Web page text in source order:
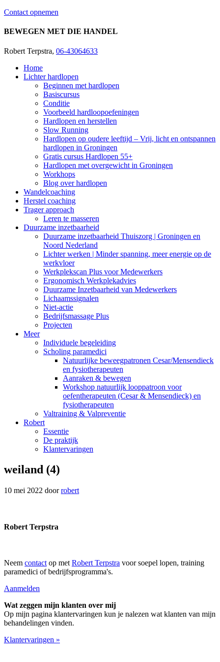
Contact opnemen
BEWEGEN MET DIE HANDEL
Robert Terpstra, 06-43064633
Home
Lichter hardlopen
Beginnen met hardlopen
Basiscursus
Conditie
Voorbeeld hardloopoefeningen
Hardlopen en herstellen
Slow Running
Hardlopen op oudere leeftijd – Vrij, licht en ontspannen
hardlopen in Groningen
Gratis cursus Hardlopen 55+
Hardlopen met overgewicht in Groningen
Workhops
Blog over hardlopen
Wandelcoaching
Herstel coaching
Trager approach
Leren te masseren
Duurzame inzetbaarheid
Duurzame inzetbaarheid Thuiszorg | Groningen en
Noord Nederland
Lichter werken | Minder spanning, meer energie op de
werkvloer
Werkplekscan Plus voor Medewerkers
Ergonomisch Werkplekadvies
Duurzame Inzetbaarheid van Medewerkers
Lichaamssignalen
Niet-actie
Bedrijfsmassage Plus
Projecten
Meer
Individuele begeleiding
Scholing paramedici
Natuurlijke beweegpatronen Cesar/Mensendieck
en fysiotherapeuten
Aanraken & bewegen
Workshop natuurlijk looppatroon voor
oefentherapeuten (Cesar & Mensendieck) en
fysiotherapeuten
Valtraining & Valpreventie
Robert
Essentie
De praktijk
Klantervaringen
weiland (4)
10 mei 2022 doorrobert
Robert Terpstra
Neem contact op met Robert Terpstra voor soepel lopen, training
paramedici of bedrijfsprogramma's.
Aanmelden
Wat zeggen mijn klanten over mij
Op mijn pagina klantervaringen kun je nalezen wat klanten van mijn
behandelingen vinden.
Klantervaringen »